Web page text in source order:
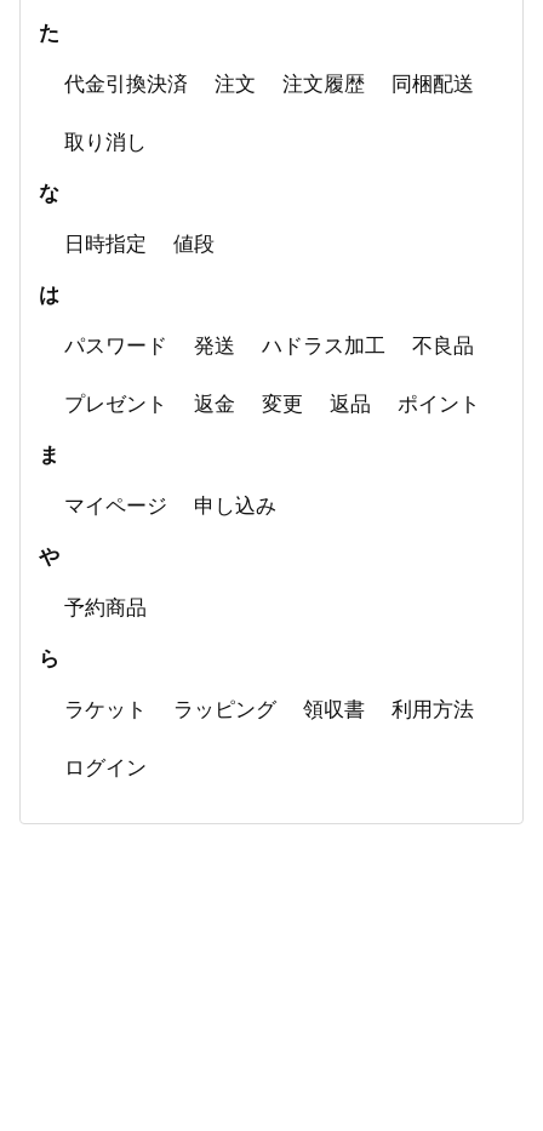
た
代金引換決済 注文 注文履歴 同梱配送
取り消し
な
日時指定 値段
は
パスワード 発送 ハドラス加工 不良品
プレゼント 返金 変更 返品 ポイント
ま
マイページ 申し込み
や
予約商品
ら
ラケット ラッピング 領収書 利用方法
ログイン